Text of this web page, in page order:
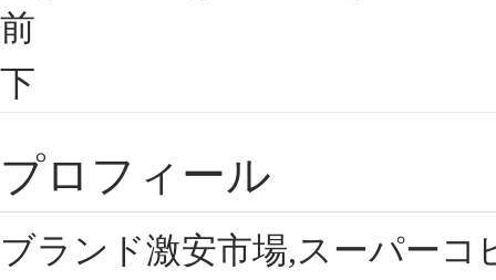
前
下
プロフィール
ブランド激安市場,スーパー